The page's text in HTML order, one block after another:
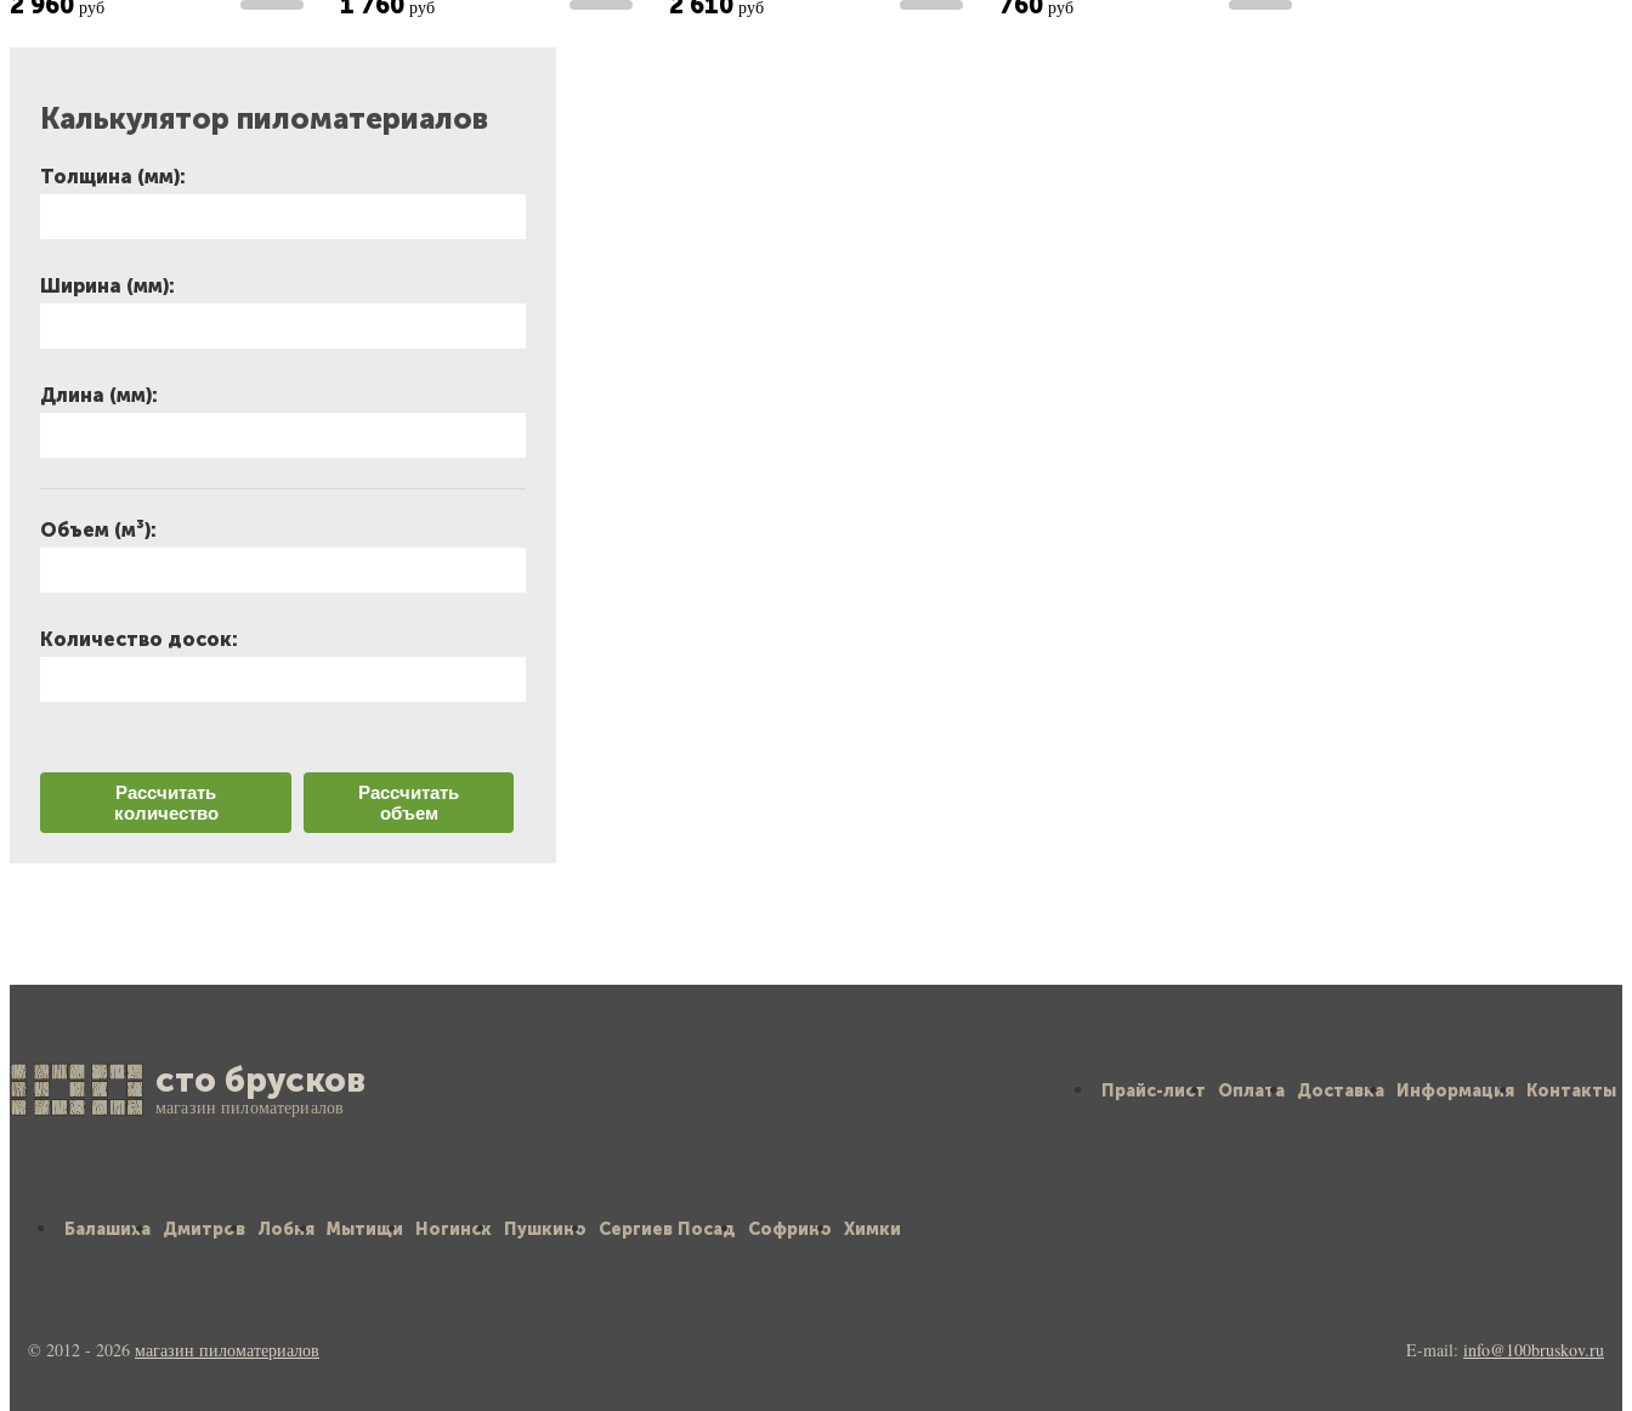
руб руб руб руб
Калькулятор пиломатериалов
Толщина (мм):
Ширина (мм):
Длина (мм):
Объем (м³):
Количество досок:
Рассчитать
количество
Рассчитать
объем
сто брусков
магазин пиломатериалов
Прайс-лист Оплата Доставка Информация Контакты
Балашиха Дмитров Лобня Мытищи Ногинск Пушкино Сергиев Посад Софрино Химки
© 2012 - 2026 магазин пиломатериалов E-mail: info@100bruskov.ru